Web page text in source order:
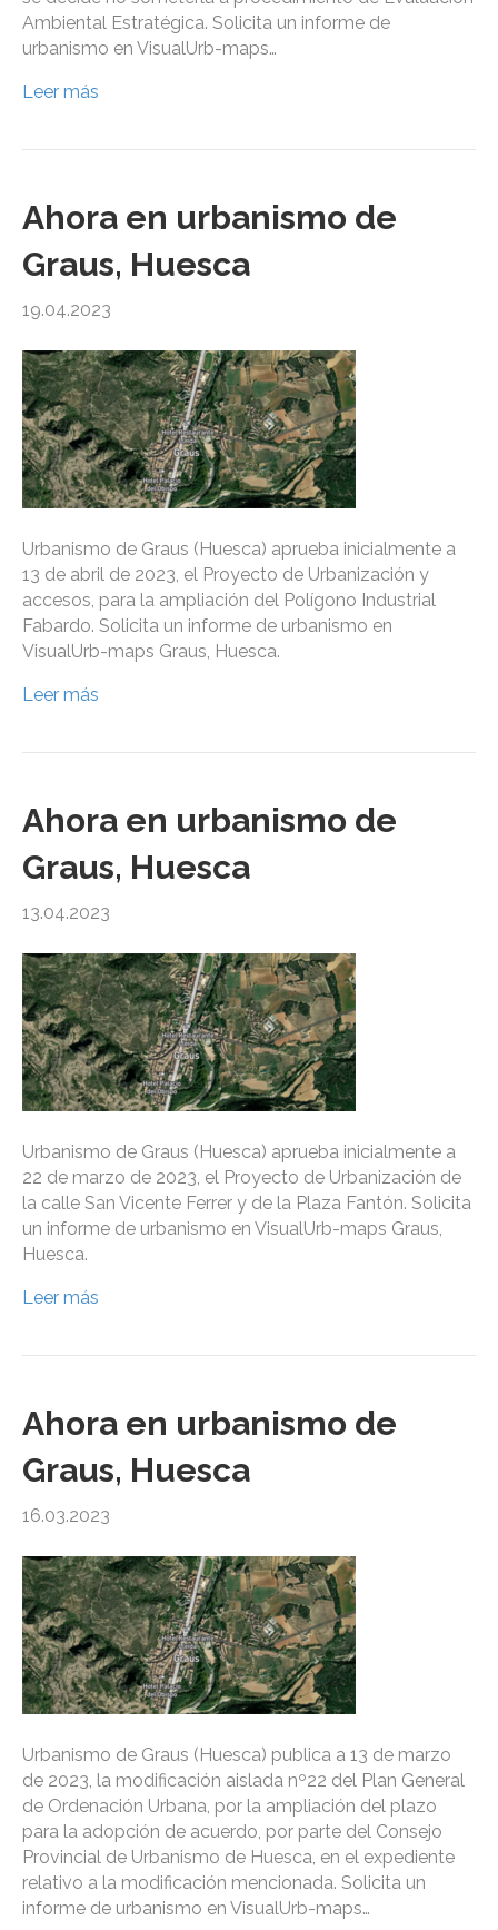
Ambiental Estratégica. Solicita un informe de
urbanismo en VisualUrb-maps…
Leer más
Ahora en urbanismo de
Graus, Huesca
19.04.2023
Urbanismo de Graus (Huesca) aprueba inicialmente a
13 de abril de 2023, el Proyecto de Urbanización y
accesos, para la ampliación del Polígono Industrial
Fabardo. Solicita un informe de urbanismo en
VisualUrb-maps Graus, Huesca.
Leer más
Ahora en urbanismo de
Graus, Huesca
13.04.2023
Urbanismo de Graus (Huesca) aprueba inicialmente a
22 de marzo de 2023, el Proyecto de Urbanización de
la calle San Vicente Ferrer y de la Plaza Fantón. Solicita
un informe de urbanismo en VisualUrb-maps Graus,
Huesca.
Leer más
Ahora en urbanismo de
Graus, Huesca
16.03.2023
Urbanismo de Graus (Huesca) publica a 13 de marzo
de 2023, la modificación aislada nº22 del Plan General
de Ordenación Urbana, por la ampliación del plazo
para la adopción de acuerdo, por parte del Consejo
Provincial de Urbanismo de Huesca, en el expediente
relativo a la modificación mencionada. Solicita un
informe de urbanismo en VisualUrb-maps…